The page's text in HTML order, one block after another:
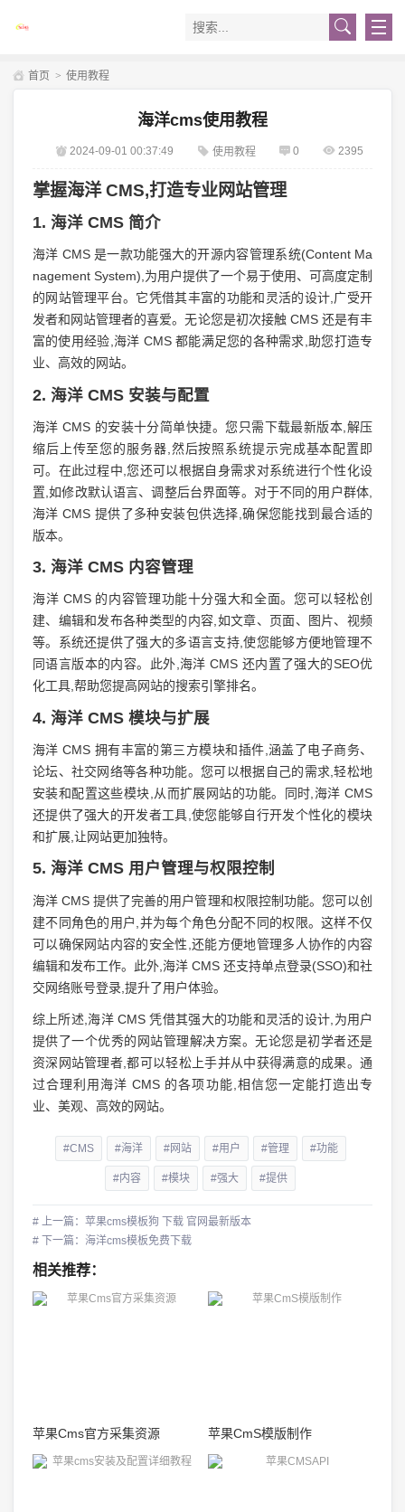
首页 > 使用教程
海洋cms使用教程
2024-09-01 00:37:49 使用教程 0 2395
掌握海洋 CMS,打造专业网站管理
1. 海洋 CMS 简介
海洋 CMS 是一款功能强大的开源内容管理系统(Content Ma
nagement System),为用户提供了一个易于使用、可高度定制
的网站管理平台。它凭借其丰富的功能和灵活的设计,广受开
发者和网站管理者的喜爱。无论您是初次接触 CMS 还是有丰
富的使用经验,海洋 CMS 都能满足您的各种需求,助您打造专
业、高效的网站。
2. 海洋 CMS 安装与配置
海洋 CMS 的安装十分简单快捷。您只需下载最新版本,解压
缩后上传至您的服务器,然后按照系统提示完成基本配置即
可。在此过程中,您还可以根据自身需求对系统进行个性化设
置,如修改默认语言、调整后台界面等。对于不同的用户群体,
海洋 CMS 提供了多种安装包供选择,确保您能找到最合适的
版本。
3. 海洋 CMS 内容管理
海洋 CMS 的内容管理功能十分强大和全面。您可以轻松创
建、编辑和发布各种类型的内容,如文章、页面、图片、视频
等。系统还提供了强大的多语言支持,使您能够方便地管理不
同语言版本的内容。此外,海洋 CMS 还内置了强大的SEO优
化工具,帮助您提高网站的搜索引擎排名。
4. 海洋 CMS 模块与扩展
海洋 CMS 拥有丰富的第三方模块和插件,涵盖了电子商务、
论坛、社交网络等各种功能。您可以根据自己的需求,轻松地
安装和配置这些模块,从而扩展网站的功能。同时,海洋 CMS
还提供了强大的开发者工具,使您能够自行开发个性化的模块
和扩展,让网站更加独特。
5. 海洋 CMS 用户管理与权限控制
海洋 CMS 提供了完善的用户管理和权限控制功能。您可以创
建不同角色的用户,并为每个角色分配不同的权限。这样不仅
可以确保网站内容的安全性,还能方便地管理多人协作的内容
编辑和发布工作。此外,海洋 CMS 还支持单点登录(SSO)和社
交网络账号登录,提升了用户体验。
综上所述,海洋 CMS 凭借其强大的功能和灵活的设计,为用户
提供了一个优秀的网站管理解决方案。无论您是初学者还是
资深网站管理者,都可以轻松上手并从中获得满意的成果。通
过合理利用海洋 CMS 的各项功能,相信您一定能打造出专
业、美观、高效的网站。
#CMS #海洋 #网站 #用户 #管理 #功能
#内容 #模块 #强大 #提供
# 上一篇：苹果cms模板狗 下载 官网最新版本
# 下一篇：海洋cms模板免费下载
相关推荐：
苹果Cms官方采集资源 苹果CmS模版制作